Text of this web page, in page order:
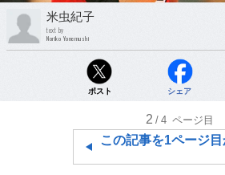
米虫紀子
text by
Noriko Yonemushi
ポスト シェア
2 /4 ページ目
この記事を1ページ